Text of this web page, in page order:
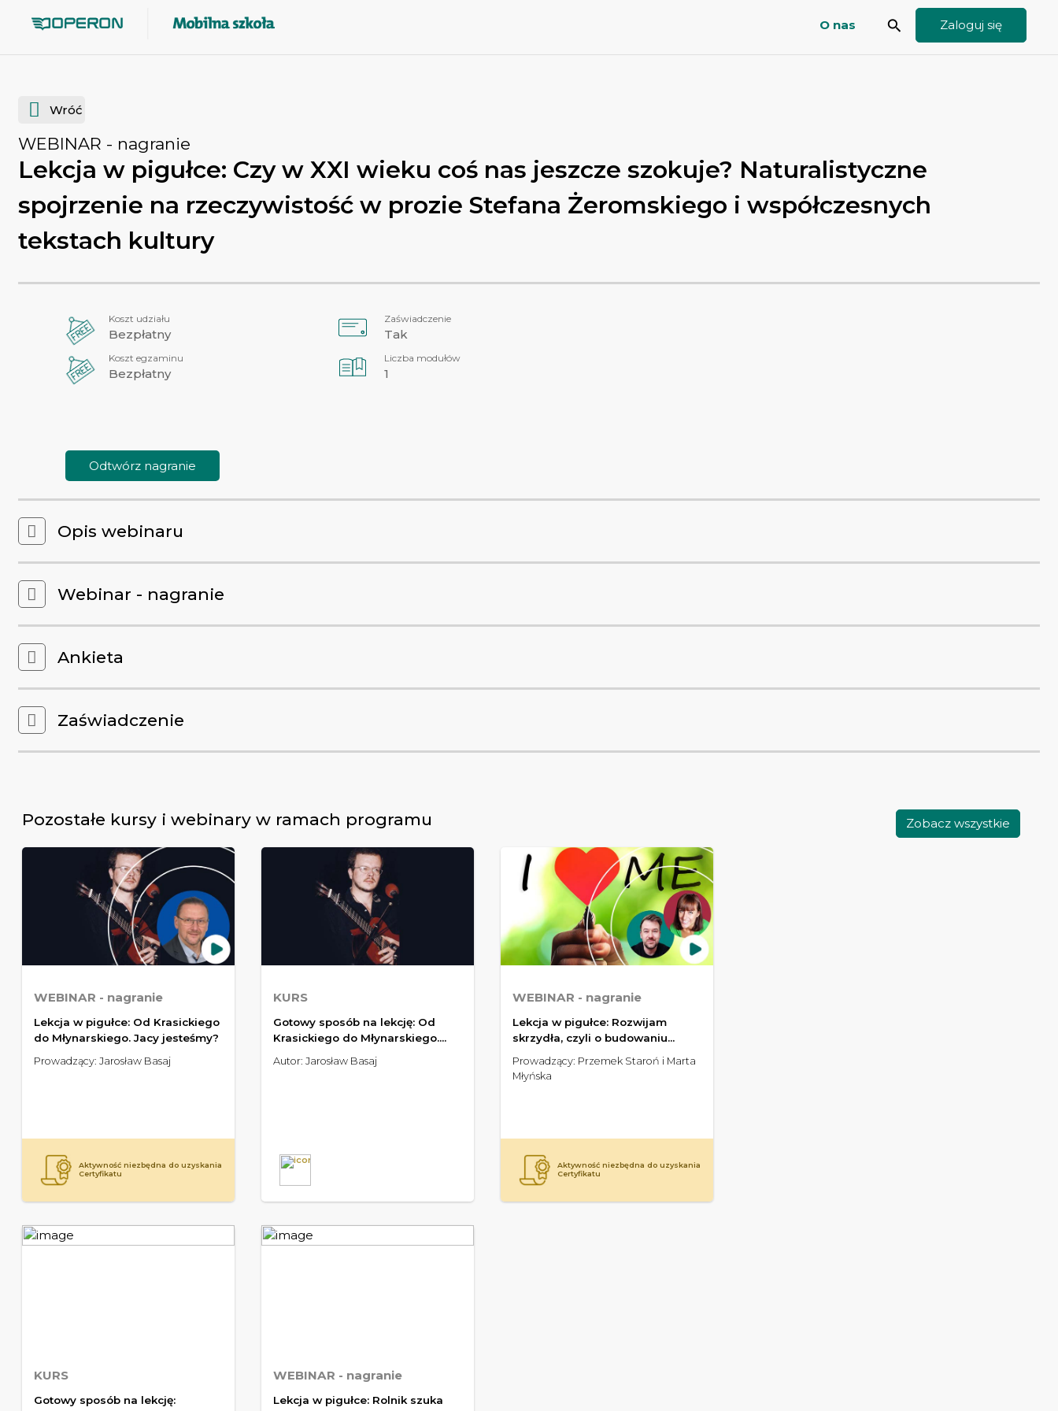
O nas
search
Wróć
WEBINAR - nagranie
Lekcja w pigułce: Czy w XXI wieku coś nas jeszcze szokuje? Naturalistyczne
spojrzenie na rzeczywistość w prozie Stefana Żeromskiego i współczesnych
tekstach kultury
Koszt udziału
Bezpłatny
Zaświadczenie
Tak
Koszt egzaminu
Bezpłatny
Liczba modułów
1
Odtwórz nagranie
Opis webinaru
Webinar - nagranie
Ankieta
Zaświadczenie
Pozostałe kursy i webinary w ramach programu Zobacz wszystkie
WEBINAR - nagranie
Lekcja w pigułce: Od Krasickiego
do Młynarskiego. Jacy jesteśmy?
Prowadzący: Jarosław Basaj
Aktywność niezbędna do uzyskania
Certyfikatu
KURS
Gotowy sposób na lekcję: Od
Krasickiego do Młynarskiego.
Autor: Jarosław Basaj
WEBINAR - nagranie
Lekcja w pigułce: Rozwijam
skrzydła, czyli o budowaniu
samoakceptacji
Prowadzący: Przemek Staroń i Marta
Młyńska
Aktywność niezbędna do uzyskania
Certyfikatu
KURS
Gotowy sposób na lekcję:
WEBINAR - nagranie
Lekcja w pigułce: Rolnik szuka